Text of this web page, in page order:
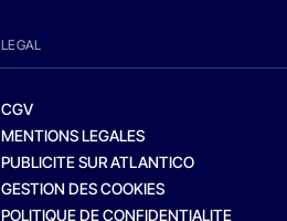
LEGAL
CGV
MENTIONS LEGALES
PUBLICITE SUR ATLANTICO
GESTION DES COOKIES
POLITIQUE DE CONFIDENTIALITE